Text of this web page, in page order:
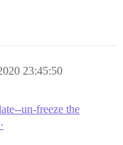
23:45:50
un-freeze the